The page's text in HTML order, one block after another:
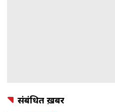
संबंधित ख़बरें